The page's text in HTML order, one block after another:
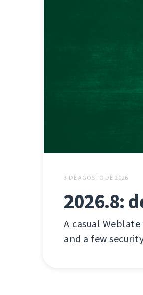
3 DE AGOSTO DE 2026
2026.8:
A casual
and a few